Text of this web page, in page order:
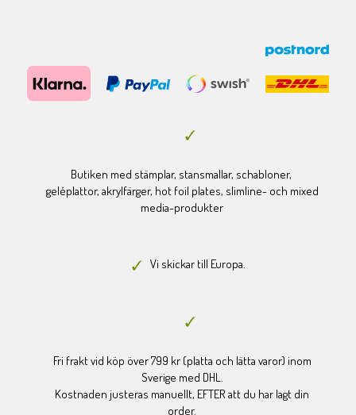
Butiken med stämplar, stansmallar, schabloner,
geléplattor, akrylfärger, hot foil plates, slimline- och mixed
media-produkter
Vi skickar till Europa.
Fri frakt vid köp över 799 kr (platta och lätta varor) inom
Sverige med DHL.
Kostnaden justeras manuellt, EFTER att du har lagt din
order.